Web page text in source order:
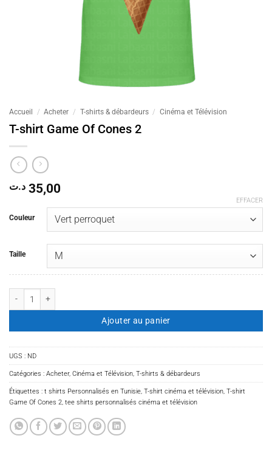
Accueil / Acheter / T-shirts & débardeurs / Cinéma et Télévision
T-shirt Game Of Cones 2
35,00 د.ت
Couleur
Taille
EFFACER
Ajouter au panier
UGS : ND
Catégories : Acheter, Cinéma et Télévision, T-shirts & débardeurs
Étiquettes : t shirts Personnalisés en Tunisie, T-shirt cinéma et télévision, T-shirt
Game Of Cones 2, tee shirts personnalisés cinéma et télévision